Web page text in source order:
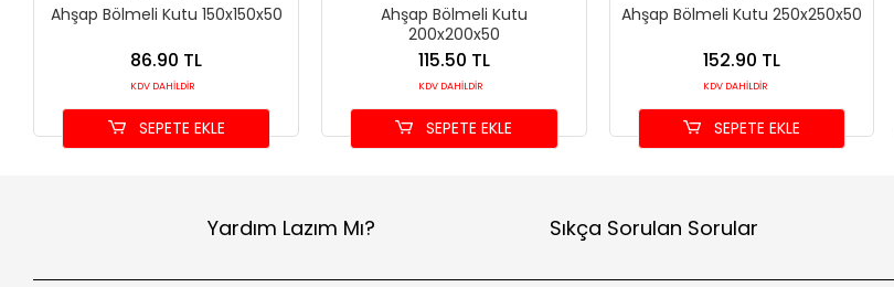
Ahşap Bölmeli Kutu 150x150x50
86.90 TL
KDV DAHİLDİR
SEPETE EKLE
Ahşap Bölmeli Kutu
200x200x50
115.50 TL
KDV DAHİLDİR
SEPETE EKLE
Ahşap Bölmeli Kutu 250x250x50
152.90 TL
KDV DAHİLDİR
SEPETE EKLE
Yardım Lazım Mı? Sıkça Sorulan Sorular